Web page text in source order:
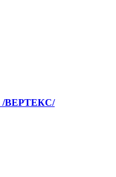
ВЕРТЕКС/